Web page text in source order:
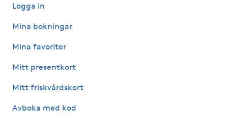
Gravidyoga
Gua Sha-massage
H
Hatha Yoga
Logga in
Mina bokningar
Mina favoriter
Mitt presentkort
Mitt friskvårdskort
Avboka med kod